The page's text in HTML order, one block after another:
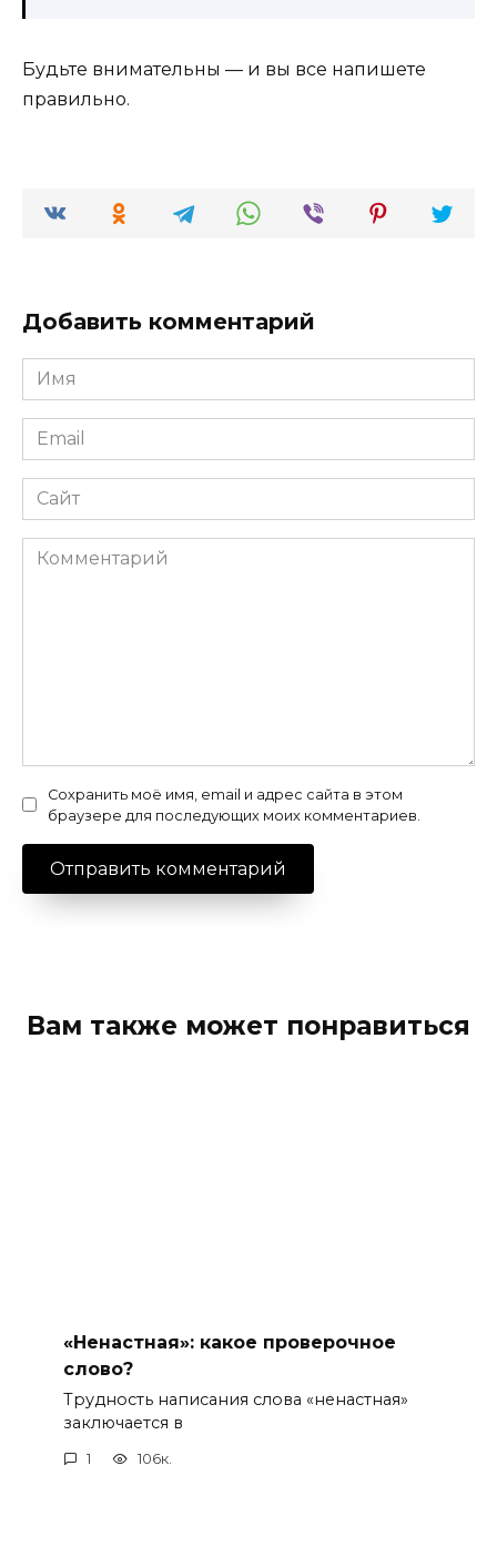
Будьте внимательны — и вы все напишете
правильно.
Добавить комментарий
Имя
*
Email
*
Сайт
Комментарий
Сохранить моё имя, email и адрес сайта в этом
браузере для последующих моих комментариев.
Вам также может понравиться
«Ненастная»: какое проверочное
слово?
Трудность написания слова «ненастная»
заключается в
1 106к.